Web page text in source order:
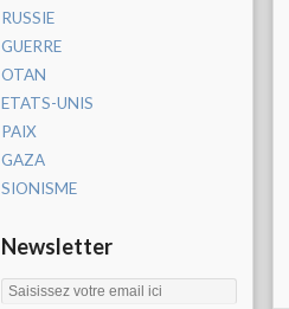
RUSSIE
GUERRE
OTAN
ETATS-UNIS
PAIX
GAZA
SIONISME
Newsletter